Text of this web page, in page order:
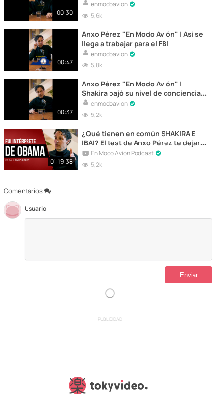
Comentarios
Usuario
00:30
conciencia
enmodoavion
5,6k
00:47
Anxo Pérez "En Modo Avión" | Así se
llega a trabajar para el FBI
enmodoavion
5,8k
00:37
Anxo Pérez "En Modo Avión" |
Shakira bajó su nivel de conciencia
por Piqué
enmodoavion
5,2k
01:19:38
¿Qué tienen en común SHAKIRA E
IBAI? El test de Anxo Pérez te dejará
EN SHOCK | En Modo Avión #24
En Modo Avión Podcast
5,2k
PUBLICIDAD